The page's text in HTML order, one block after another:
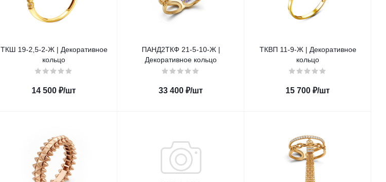
ТКШ 19-2,5-2-Ж | Декоративное
кольцо
14 500 ₽/шт
ПАНД2ТКФ 21-5-10-Ж |
Декоративное кольцо
33 400 ₽/шт
ТКВП 11-9-Ж | Декоративное
кольцо
15 700 ₽/шт